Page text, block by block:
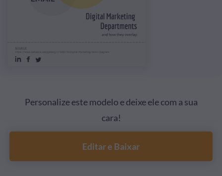
Personalize este modelo e deixe ele com a sua
cara!
Editar e Baixar